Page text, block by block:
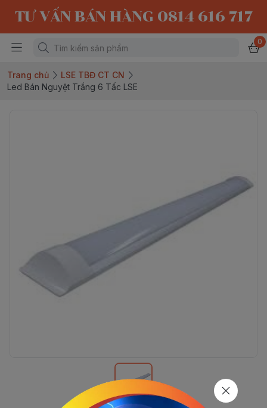
TƯ VẤN BÁN HÀNG 0814 616 717
0
Trang chủ
LSE TBĐ CT CN
Led Bán Nguyệt Trắng 6 Tấc LSE